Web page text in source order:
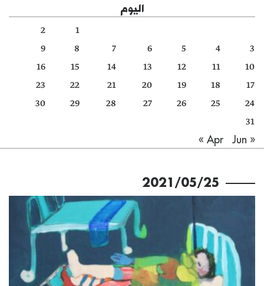
الأرشيف
اليوم
1
2
3
4
5
6
7
8
9
10
11
12
13
14
15
16
17
18
19
20
21
22
23
24
25
26
27
28
29
30
31
« Apr
Jun »
2021/05/25